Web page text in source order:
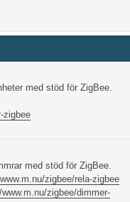
med stöd för ZigBee.
zigbee
med stöd för ZigBee.
zigbee/rela-zigbee
zigbee/dimmer-